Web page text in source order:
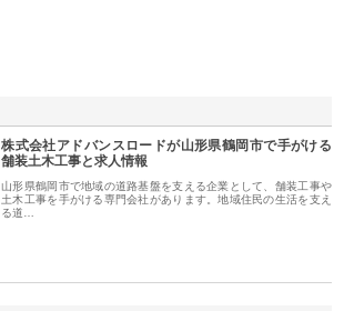
株式会社アドバンスロードが山形県鶴岡市で手がける
舗装土木工事と求人情報
山形県鶴岡市で地域の道路基盤を支える企業として、舗装工事や
土木工事を手がける専門会社があります。地域住民の生活を支え
る道…